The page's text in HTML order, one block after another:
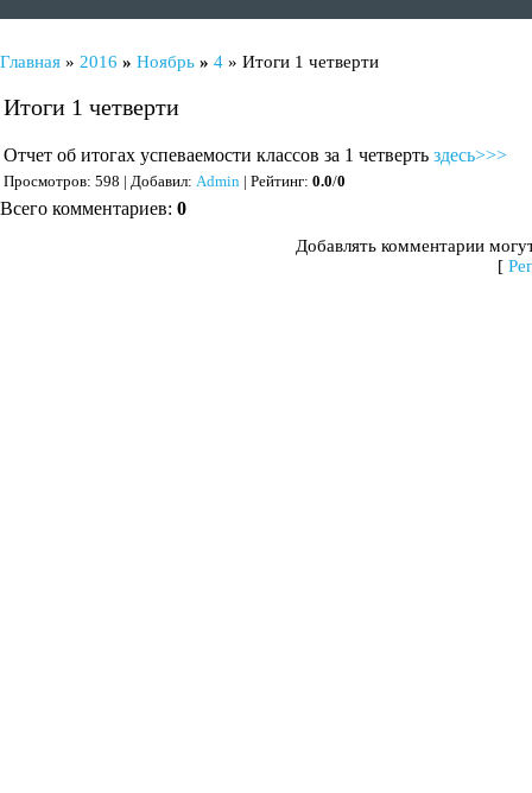
Главная » 2016 » Ноябрь » 4 » Итоги 1 четверти
Итоги 1 четверти
Отчет об итогах успеваемости классов за 1 четверть здесь>>>
Просмотров: 598 | Добавил: Admin | Рейтинг: 0.0/0
Всего комментариев: 0
Добавлять комментарии
[